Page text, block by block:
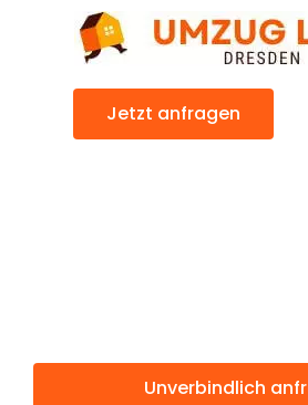
Jetzt anfragen
Unverbindlich